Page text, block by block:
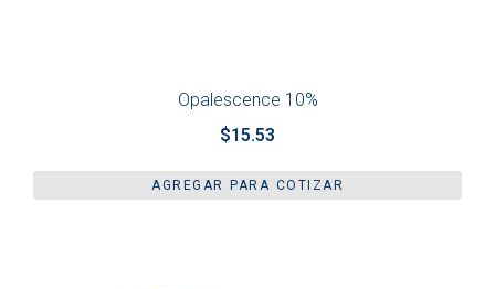
Opalescence 10%
$15.53
AGREGAR PARA COTIZAR